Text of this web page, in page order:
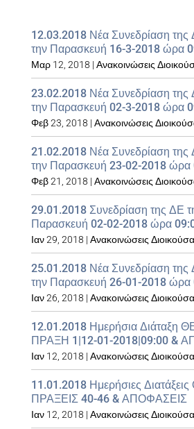
12.03.2018 Νέα Συνεδρίαση
την Παρασκευή 16-3-2018 ώρα
Μαρ 12, 2018 | Ανακοινώσεις
23.02.2018 Νέα Συνεδρίαση
την Παρασκευή 02-3-2018 ώρα
Φεβ 23, 2018 | Ανακοινώσεις
21.02.2018 Νέα Συνεδρίαση
την Παρασκευή 23-02-2018 ώρα
Φεβ 21, 2018 | Ανακοινώσεις
29.01.2018 Συνεδρίαση της ΔΕ
Παρασκευή 02-02-2018 ώρα
Ιαν 29, 2018 | Ανακοινώσεις
25.01.2018 Νέα Συνεδρίαση
την Παρασκευή 26-01-2018 ώρα
Ιαν 26, 2018 | Ανακοινώσεις
12.01.2018 Ημερήσια Διάταξη
ΠΡΑΞΗ 1|12-01-2018|09:00 &
Ιαν 12, 2018 | Ανακοινώσεις
11.01.2018 Ημερήσιες
ΠΡΑΞΕΙΣ 40-46 & ΑΠΟΦΑΣΕΙΣ
Ιαν 12, 2018 | Ανακοινώσεις